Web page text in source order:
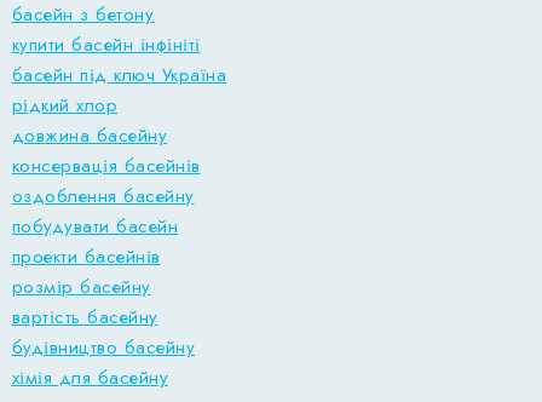
басейн з бетону
купити басейн інфініті
басейн під ключ Україна
рідкий хлор
довжина басейну
консервація басейнів
оздоблення басейну
побудувати басейн
проекти басейнів
розмір басейну
вартість басейну
будівництво басейну
хімія для басейну